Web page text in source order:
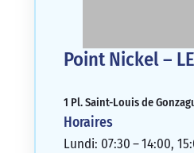
Point Nickel –
1 Pl. Saint-Louis de
Horaires
Lundi: 07:30 – 14:00,